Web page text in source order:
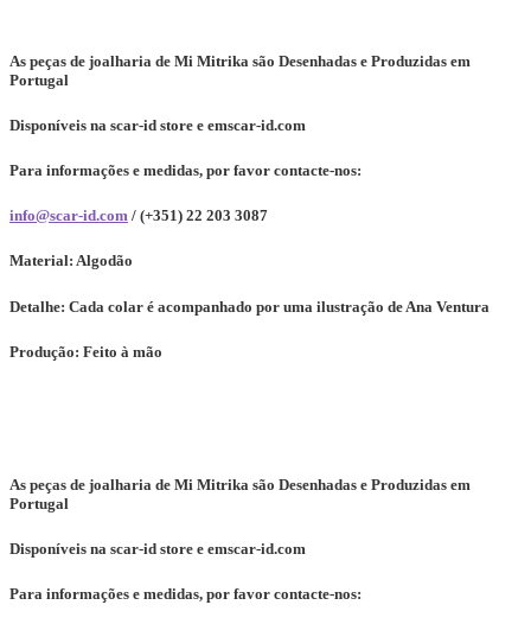
As peças de joalharia de Mi Mitrika são Desenhadas e Produzidas em
Portugal
Disponíveis na scar-id store e emscar-id.com
Para informações e medidas, por favor contacte-nos:
info@scar-id.com / (+351) 22 203 3087
Material: Algodão
Detalhe: Cada colar é acompanhado por uma ilustração de Ana Ventura
Produção: Feito à mão
As peças de joalharia de Mi Mitrika são Desenhadas e Produzidas em
Portugal
Disponíveis na scar-id store e emscar-id.com
Para informações e medidas, por favor contacte-nos: